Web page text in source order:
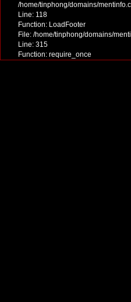
/home/tinphong/domains/
Line: 118
Function: LoadFooter
File: /home/tinphong/domains/
Line: 315
Function: require_once